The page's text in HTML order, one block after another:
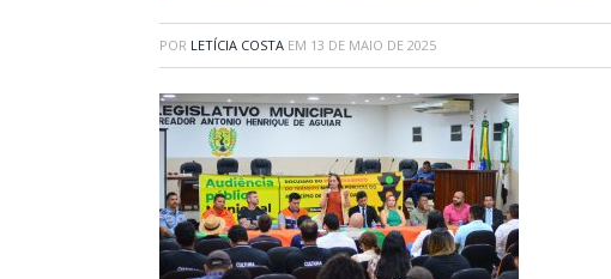
POR LETÍCIA COSTA EM 13 DE MAIO DE 2025